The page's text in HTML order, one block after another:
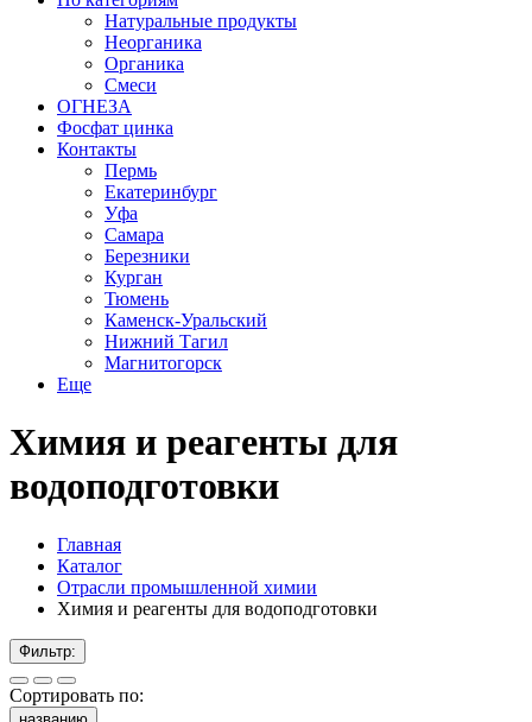
Натуральные продукты
Неорганика
Органика
Смеси
ОГНЕЗА
Фосфат цинка
Контакты
Пермь
Екатеринбург
Уфа
Самара
Березники
Курган
Тюмень
Каменск-Уральский
Нижний Тагил
Магнитогорск
Еще
Химия и реагенты для
водоподготовки
Главная
Каталог
Отрасли промышленной химии
Химия и реагенты для водоподготовки
Фильтр:
Сортировать по: